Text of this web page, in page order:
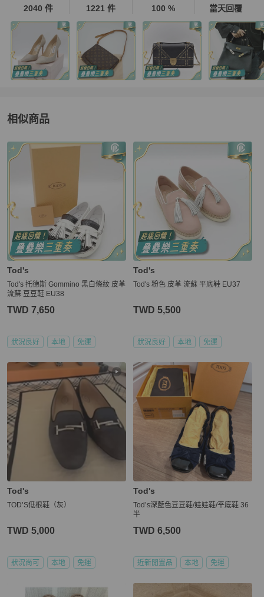
2040 件 1221 件 100 % 當天回覆
相似商品
更多相似Tod's女鞋推薦精品
Tod's
Tod's 托德斯 Gommino 黑白條紋 皮革
流蘇 豆豆鞋 EU38
TWD 7,650
狀況良好 本地 免運
Tod's
Tod's 粉色 皮革 流蘇 平底鞋 EU37
TWD 5,500
狀況良好 本地 免運
Tod's
TOD’S低根鞋（灰）
TWD 5,000
狀況尚可 本地 免運
Tod's
Tod’s深藍色豆豆鞋/娃娃鞋/平底鞋 36
半
TWD 6,500
近新閒置品 本地 免運